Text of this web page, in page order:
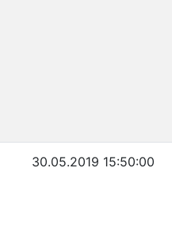
30.05.2019 15:50:00